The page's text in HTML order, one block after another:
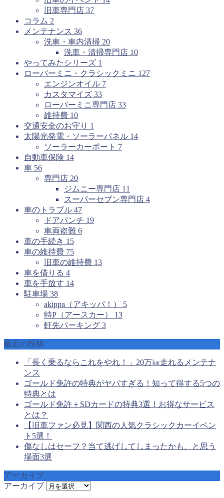
旧車専門店 37
コラム 2
メンテナンス 36
洗車・車内清掃 20
洗車・清掃専門店 10
やってみたシリーズ 1
ローバーミニ・クラシックミニ 127
エンジンオイル 7
カスタマイズ 33
ローバーミニ専門店 33
維持費 10
交通安全のお守り 1
太陽光発電・ソーラーパネル 14
ソーラーカーポート 7
自動車保険 14
車 56
専門店 20
ジムニー専門店 11
スーパーセブン専門店 4
車のトラブル 47
ドアパンチ 19
車両盗難 6
車の手続き 15
車の維持費 75
旧車の維持費 13
車を借りる 4
車を手放す 14
駐車場 38
akippa（アキッパ！） 5
特P（アースカー） 13
軒先パーキング 3
最近の投稿
「長く乗るならこれをやれ！」20万㎞走れるメンテナ
ンス
ゴールド免許の特典がヤバすぎる！知って得する5つの
特典とは
ゴールド免許＋SDカードの特典3選！お得なサービス
とは？
【旧車ファン必見】関西の人気クラシックカーイベン
ト5選！
傷なしはセーフ？当て逃げしてしまったかも、と思う
場面3選
アーカイブ
アーカイブ